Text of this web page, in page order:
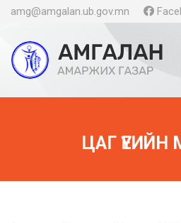
amg@amgalan.ub.gov.mn
ЦАГ ҮЕИЙН